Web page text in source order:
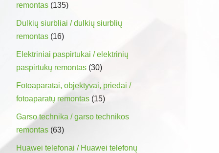
remontas (135)
Dulkių siurbliai / dulkių siurblių
remontas (16)
Elektriniai paspirtukai / elektrinių
paspirtukų remontas (30)
Fotoaparatai, objektyvai, priedai /
fotoaparatų remontas (15)
Garso technika / garso technikos
remontas (63)
Huawei telefonai / Huawei telefonų